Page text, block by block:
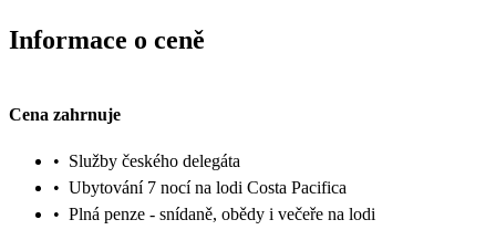
Informace o ceně
Cena zahrnuje
• Služby českého delegáta
• Ubytování 7 nocí na lodi Costa Pacifica
• Plná penze - snídaně, obědy i večeře na lodi